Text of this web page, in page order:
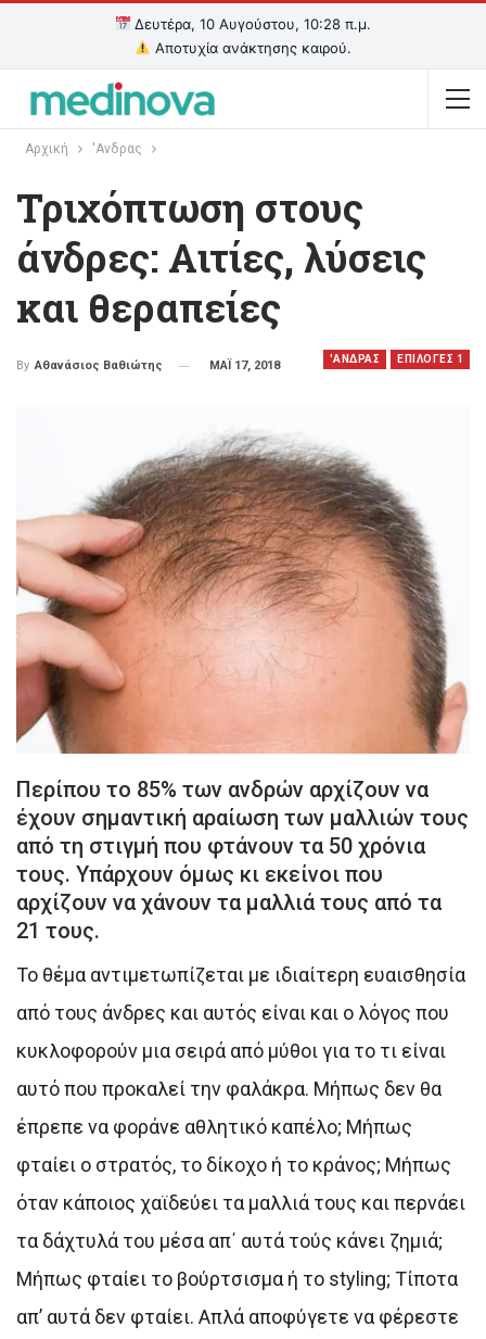
Δευτέρα, 10 Αυγούστου, 10:28 π.μ.
Αποτυχία ανάκτησης καιρού.
Αρχική 'Ανδρας
Τριχόπτωση στους
άνδρες: Aιτίες, λύσεις
και θεραπείες
'ΑΝΔΡΑΣ EΠΙΛΟΓΕΣ 1
By Αθανάσιος Βαθιώτης ΜΑΪ 17, 2018
Περίπου το 85% των ανδρών αρχίζουν να
έχουν σημαντική αραίωση των μαλλιών τους
από τη στιγμή που φτάνουν τα 50 χρόνια
τους. Υπάρχουν όμως κι εκείνοι που
αρχίζουν να χάνουν τα μαλλιά τους από τα
21 τους.
Το θέμα αντιμετωπίζεται με ιδιαίτερη ευαισθησία
από τους άνδρες και αυτός είναι και ο λόγος που
κυκλοφορούν μια σειρά από μύθοι για το τι είναι
αυτό που προκαλεί την φαλάκρα. Μήπως δεν θα
έπρεπε να φοράνε αθλητικό καπέλο; Μήπως
φταίει ο στρατός, το δίκοχο ή το κράνος; Μήπως
όταν κάποιος χαϊδεύει τα μαλλιά τους και περνάει
τα δάχτυλά του μέσα απ΄ αυτά τούς κάνει ζημιά;
Μήπως φταίει το βούρτσισμα ή το styling; Τίποτα
απ’ αυτά δεν φταίει. Απλά αποφύγετε να φέρεστε